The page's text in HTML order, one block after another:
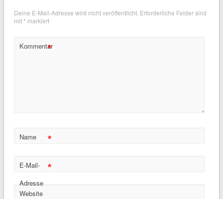
Deine E-Mail-Adresse wird nicht veröffentlicht. Erforderliche Felder sind
mit* markiert
Kommentar
*
Name *
E-Mail-
Adresse
*
Website